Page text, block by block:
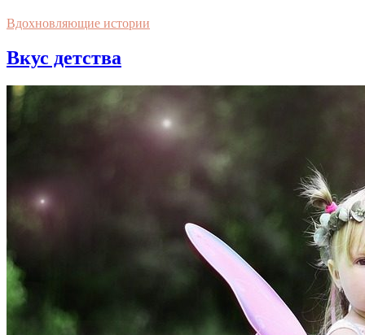
Вдохновляющие истории
Вкус детства